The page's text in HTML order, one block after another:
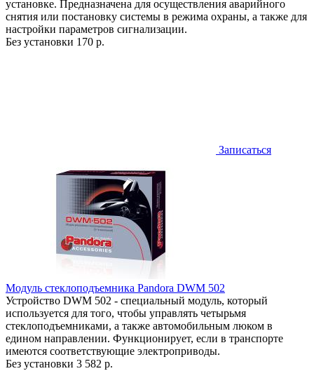
установке. Предназначена для осуществления аварийного
снятия или постановку системы в режима охраны, а также для
настройки параметров сигнализации.
Без установки 170 р.
Записаться
Модуль стеклоподъемника Pandora DWM 502
Устройство DWM 502 - специальный модуль, который
используется для того, чтобы управлять четырьмя
стеклоподъемниками, а также автомобильным люком в
едином направлении. Функционирует, если в транспорте
имеются соответствующие электроприводы.
Без установки 3 582 р.